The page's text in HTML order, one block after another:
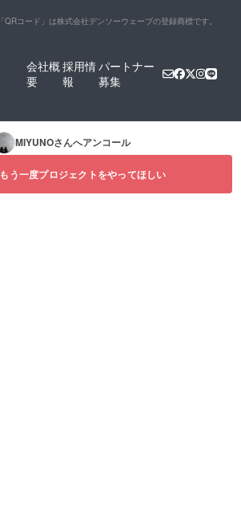
「QRコード」は株式会社デンソーウェーブの登録商標です。
会社概
要
採用情
報
パートナー
募集
MIYUNOさんへアンコール
もう一度プロジェクトをやってほしい